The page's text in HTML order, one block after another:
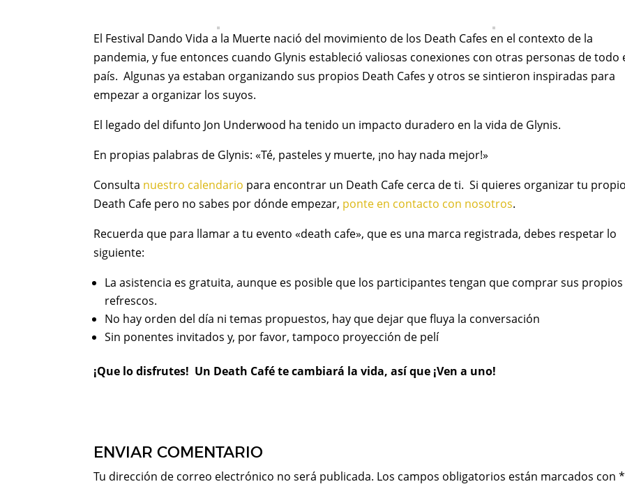
El Festival Dando Vida a la Muerte nació del movimiento de los Death Cafes en el contexto de la
pandemia, y fue entonces cuando Glynis estableció valiosas conexiones con otras personas de todo
país. Algunas ya estaban organizando sus propios Death Cafes y otros se sintieron inspiradas para
empezar a organizar los suyos.
El legado del difunto Jon Underwood ha tenido un impacto duradero en la vida de Glynis.
En propias palabras de Glynis: «Té, pasteles y muerte, ¡no hay nada mejor!»
Consulta nuestro calendario para encontrar un Death Cafe cerca de ti. Si quieres organizar tu
Death Cafe pero no sabes por dónde empezar, ponte en contacto con nosotros.
Recuerda que para llamar a tu evento «death cafe», que es una marca registrada, debes respetar lo
siguiente:
La asistencia es gratuita, aunque es posible que los participantes tengan que comprar sus propios
refrescos.
No hay orden del día ni temas propuestos, hay que dejar que fluya la conversación
Sin ponentes invitados y, por favor, tampoco proyección de pelí
¡Que lo disfrutes! Un Death Café te cambiará la vida, así que ¡Ven a uno!
ENVIAR COMENTARIO
Tu dirección de correo electrónico no será publicada. Los campos obligatorios están marcados con*